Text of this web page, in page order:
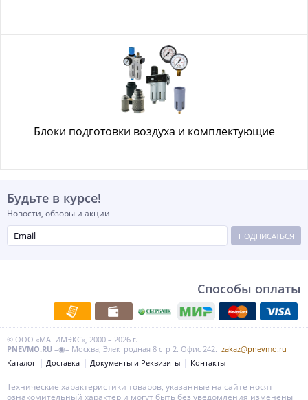
Блоки подготовки воздуха и комплектующие
Будьте в курсе!
Новости, обзоры и акции
ПОДПИСАТЬСЯ
Способы оплаты
© ООО «МАГИМЭКС», 2000 – 2026 г.
PNEVMO.RU –◉– Москва, Электродная 8 стр 2. Офис 242. zakaz@pnevmo.ru
Каталог
Доставка Документы и Реквизиты Контакты
Технические характеристики товаров, указанные на сайте носят
ознакомительный характер и могут быть без уведомления изменены